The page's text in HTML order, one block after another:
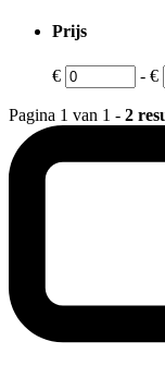
Prijs
€ - €
Pagina 1 van 1 - 2